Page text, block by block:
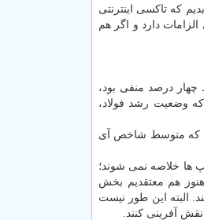
كه تاكسی اینترنتی
دارد و اگر هم
درصد منفی بود،
بود، آن هم در شرایطی كه وضعیت رشد فولاد،
كه متوسط شاخص آی
ها خلاصه نمی شوند؛
هستند. ما هنوز هم معتقدیم بخش
البته این طور نیست
آفرینی كنند.